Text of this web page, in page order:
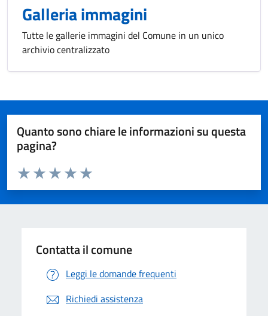
Galleria immagini
Tutte le gallerie immagini del Comune in un unico
archivio centralizzato
Quanto sono chiare le informazioni su questa
pagina?
Valuta da 1 a 5 stelle la pagina
Valuta 5 stelle su 5
Valuta 4 stelle su 5
Valuta 3 stelle su 5
Valuta 2 stelle su 5
Valuta 1 stelle su 5
Contatta il comune
Leggi le domande frequenti
Richiedi assistenza